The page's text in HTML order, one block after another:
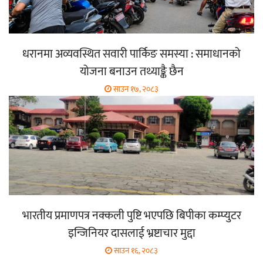
धरानमा अव्यवस्थित सवारी पार्किङ समस्या : समाधानको
योजना बनाउन तथ्याङ्कै छैन
साउन १७, २०८३
भारतीय प्रमाणपत्र नक्कली पुष्टि भएपछि बिपीका कम्प्युटर
इन्जिनियर दासलाई भ्रष्टाचार मुद्दा
साउन १६, २०८३